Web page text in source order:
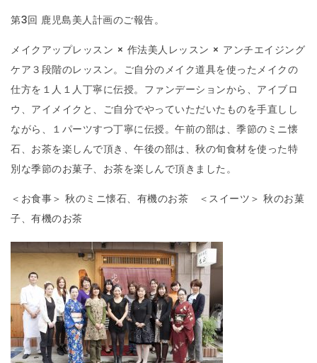
第3回 鹿児島美人計画のご報告。
メイクアップレッスン × 作法美人レッスン × アンチエイジング
ケア３段階のレッスン。ご自分のメイク道具を使ったメイクの
仕方を１人１人丁寧に伝授。ファンデーションから、アイブロ
ウ、アイメイクと、ご自分でやっていただいたものを手直しし
ながら、１パーツすつ丁寧に伝授。午前の部は、季節のミニ懐
石、お茶を楽しんで頂き、午後の部は、秋の旬食材を使った特
別な季節のお菓子、お茶を楽しんで頂きました。
＜お食事＞ 秋のミニ懐石、有機のお茶 ＜スイーツ＞ 秋のお菓
子、有機のお茶